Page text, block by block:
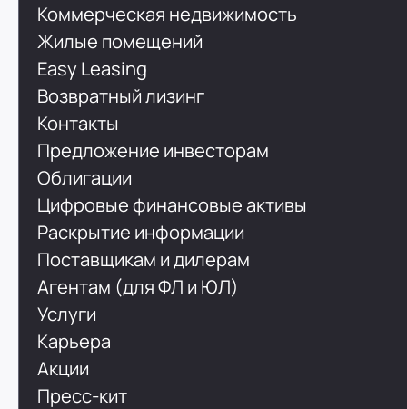
Коммерческая недвижимость
Жилые помещений
Easy Leasing
Возвратный лизинг
Контакты
Предложение инвесторам
Облигации
Цифровые финансовые активы
Раскрытие информации
Поставщикам и дилерам
Агентам (для ФЛ и ЮЛ)
Услуги
Карьера
Акции
Пресс-кит